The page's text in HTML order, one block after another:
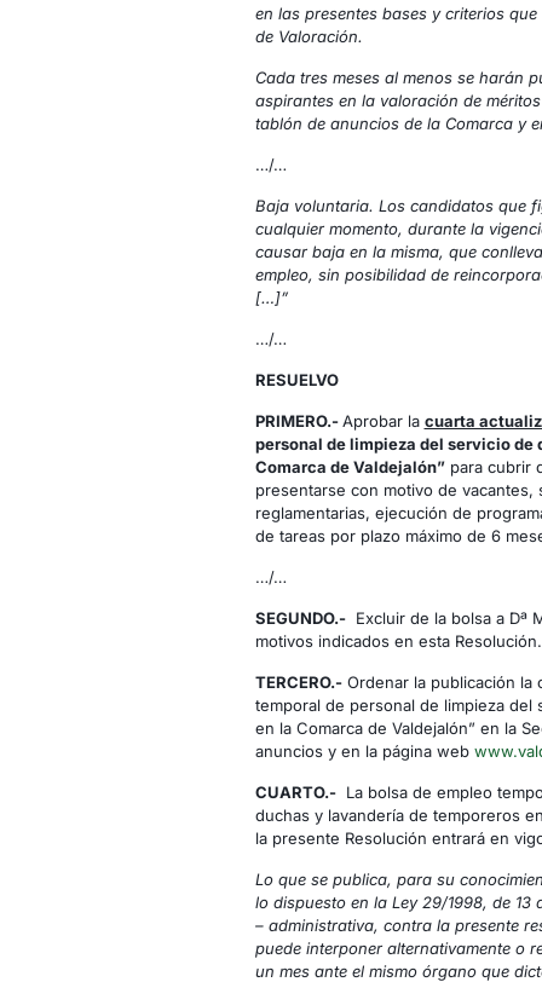
en las presentes bases y criterios
de Valoración.
Cada tres meses al menos se harán
aspirantes en la valoración de
tablón de anuncios de la Comarca y
…/…
Baja voluntaria. Los candidatos que
cualquier momento, durante la
causar baja en la misma, que
empleo, sin posibilidad de
[…]”
…/…
RESUELVO
PRIMERO.-Aprobar la cuarta
personal de limpieza del servicio de
Comarca de Valdejalón”para cubrir
presentarse con motivo de
reglamentarias, ejecución de
de tareas por plazo máximo de 6
…/…
SEGUNDO.-Excluir de la bolsa a Dª
motivos indicados en esta Resolución.
TERCERO.-Ordenar la publicación la
temporal de personal de limpieza
en la Comarca de Valdejalón” en la
anuncios y en la página web
CUARTO.-La bolsa de empleo
duchas y lavandería de temporeros
la presente Resolución entrará en
Lo que se publica, para su
lo dispuesto en la Ley 29/1998, de
– administrativa, contra la presente
puede interponer alternativamente o
un mes ante el mismo órgano que